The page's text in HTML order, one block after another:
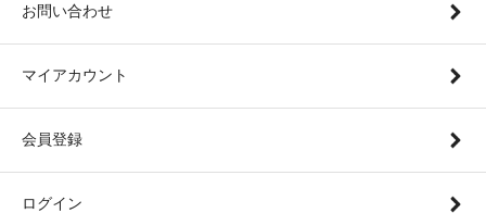
お問い合わせ
マイアカウント
会員登録
ログイン